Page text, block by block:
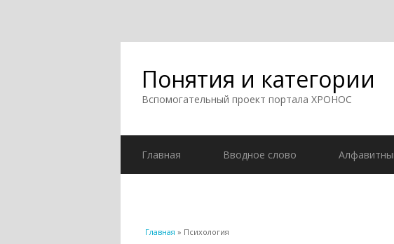
Понятия и категории
Вспомогательный проект портала ХРОНОС
Главная Вводное слово
Вы здесь
Главная » Психология